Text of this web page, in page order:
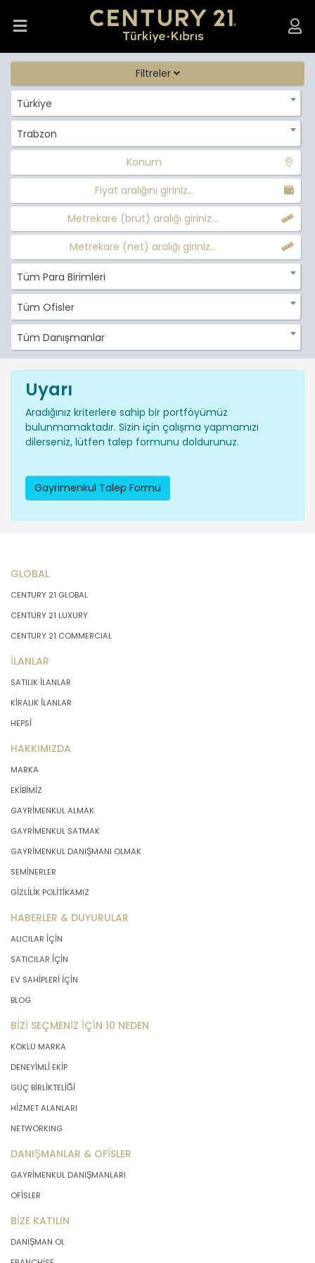
Filtreler
Türkiye
Trabzon
Konum
Fiyat aralığını giriniz...
Metrekare (brüt) aralığı giriniz...
Metrekare (net) aralığı giriniz...
Tüm Para Birimleri
Tüm Ofisler
Tüm Danışmanlar
Uyarı
Aradığınız kriterlere sahip bir portföyümüz
bulunmamaktadır. Sizin için çalışma yapmamızı
dilerseniz, lütfen talep formunu doldurunuz.
Gayrimenkul Talep Formu
GLOBAL
CENTURY 21 GLOBAL
CENTURY 21 LUXURY
CENTURY 21 COMMERCIAL
İLANLAR
SATILIK İLANLAR
KİRALIK İLANLAR
HEPSİ
HAKKIMIZDA
MARKA
EKİBİMİZ
GAYRİMENKUL ALMAK
GAYRİMENKUL SATMAK
GAYRİMENKUL DANIŞMANI OLMAK
SEMİNERLER
GİZLİLİK POLİTİKAMIZ
HABERLER & DUYURULAR
ALICILAR İÇİN
SATICILAR İÇİN
EV SAHİPLERİ İÇİN
BLOG
BİZİ SEÇMENİZ İÇİN 10 NEDEN
KÖKLÜ MARKA
DENEYİMLİ EKİP
GÜÇ BİRLİKTELİĞİ
HİZMET ALANLARI
NETWORKING
DANIŞMANLAR & OFİSLER
GAYRİMENKUL DANIŞMANLARI
OFİSLER
BİZE KATILIN
DANIŞMAN OL